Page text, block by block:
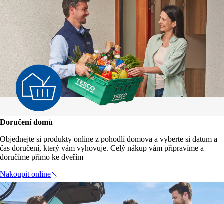
Doručení domů
Objednejte si produkty online z pohodlí domova a vyberte si datum a
čas doručení, který vám vyhovuje. Celý nákup vám připravíme a
doručíme přímo ke dveřím
Nakoupit online